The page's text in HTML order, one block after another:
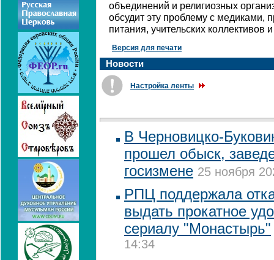
объединений и религиозных
обсудит эту проблему с медиками,
питания, учительских коллективов
Версия для печати
Новости
Настройка ленты
В Черновицко-
прошел обыск,
госизмене 25 ноября
РПЦ поддержала
выдать прокатное
сериалу "Монастырь"
14:34